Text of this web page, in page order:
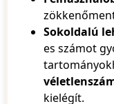
Sokoldalú
es számot
kielégít.